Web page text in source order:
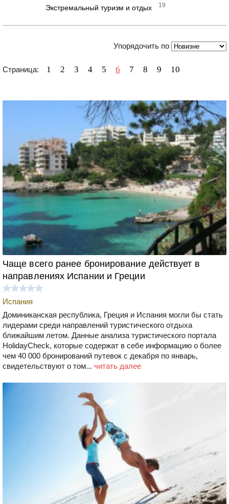
Экстремальный туризм и отдых 19
Упорядочить по
Страница: 1 2 3 4 5 6 7 8 9 10
Чаще всего ранее бронирование действует в
направлениях Испании и Греции
Испания
Доминиканская республика, Греция и Испания могли бы стать
лидерами среди направлений туристического отдыха
ближайшим летом. Данные анализа туристического портала
HolidayCheck, которые содержат в себе информацию о более
чем 40 000 бронирований путевок с декабря по январь,
свидетельствуют о том... читать далее